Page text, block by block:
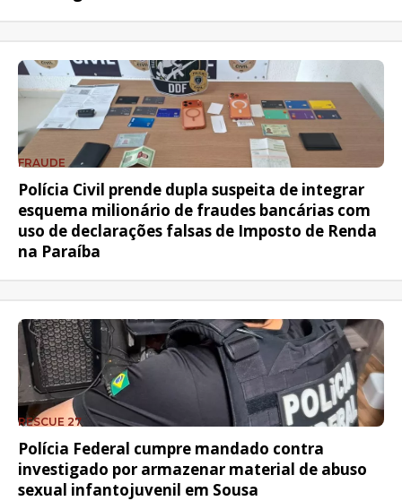
FRAUDE
Polícia Civil prende dupla suspeita de integrar
esquema milionário de fraudes bancárias com
uso de declarações falsas de Imposto de Renda
na Paraíba
RESCUE 27
Polícia Federal cumpre mandado contra
investigado por armazenar material de abuso
sexual infantojuvenil em Sousa